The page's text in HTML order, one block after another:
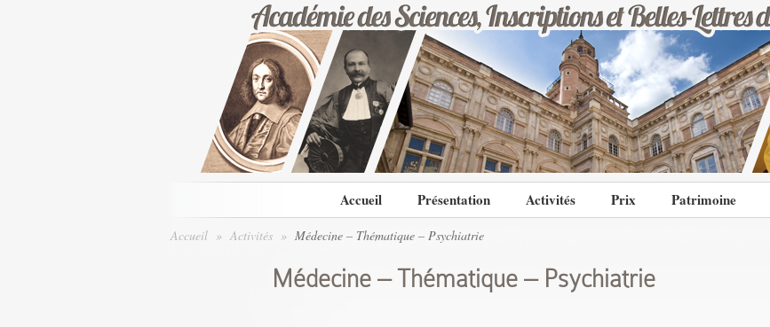
Accueil Présentation Activités Prix Patrimoine
Accueil » Activités » Médecine – Thématique – Psychiatrie
Médecine – Thématique – Psychiatrie